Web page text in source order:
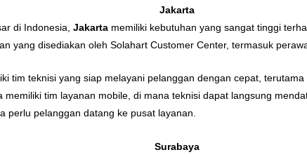
Jakarta
di Indonesia,Jakarta memiliki kebutuhan yang sangat tinggi
yang disediakan oleh Solahart Customer Center, termasuk
tim teknisi yang siap melayani pelanggan dengan cepat,
memiliki tim layanan mobile, di mana teknisi dapat langsung
perlu pelanggan datang ke pusat layanan.
Surabaya